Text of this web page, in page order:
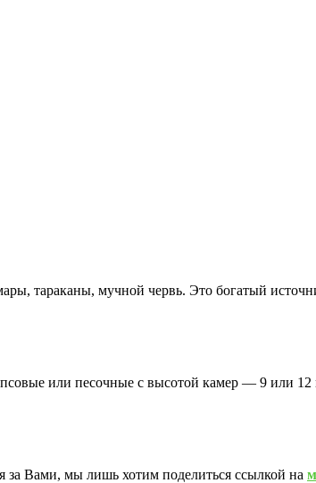
тараканы, мучной червь. Это богатый
или песочные с высотой камер — 9 или
за Вами, мы лишь хотим поделиться ссылкой на